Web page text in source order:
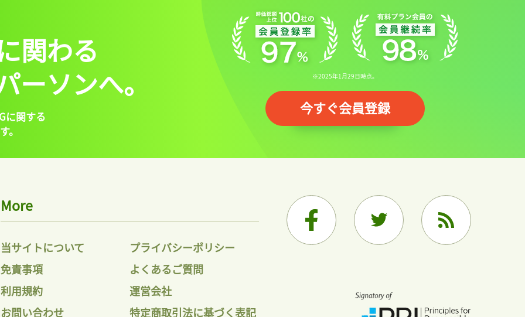
関わる
ーソンへ。
に関する
。
※2025年1月29日時点。
今すぐ会員登録
More
当サイトについて
プライバシーポリシー
免責事項
よくあるご質問
利用規約
運営会社
お問い合わせ
特定商取引法に基づく表記